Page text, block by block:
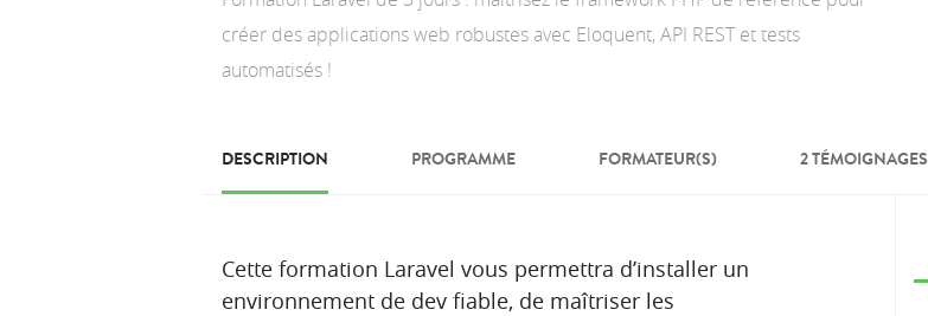
créer des applications web robustes avec Eloquent, API REST et tests
automatisés !
DESCRIPTION PROGRAMME FORMATEUR(S) 2 TÉMOIGNAGES
Description
Cette formation Laravel vous permettra d’installer un
environnement de dev fiable, de maîtriser les